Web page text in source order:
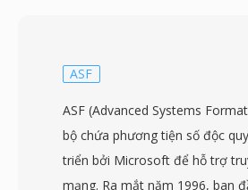
ASF
ASF (Advanced Systems
bộ chứa phương tiện số độc
triển bởi Microsoft để hỗ trợ
mạng. Ra mắt năm 1996, ban